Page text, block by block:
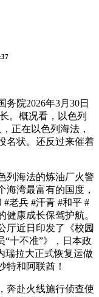
院2026年3月30日
。概况看，以色列
正在以色列海法，
名状。还反过来催着
海法的炼油厂火警
海湾最富有的国度，
老兵 #汗青 #和平 #
康成长保驾护航。
厅近日印发了《校园
“十不准”》，日本政
瑞拉大正式恢复运做
特和阿联酋！
赴火线施行侦查使